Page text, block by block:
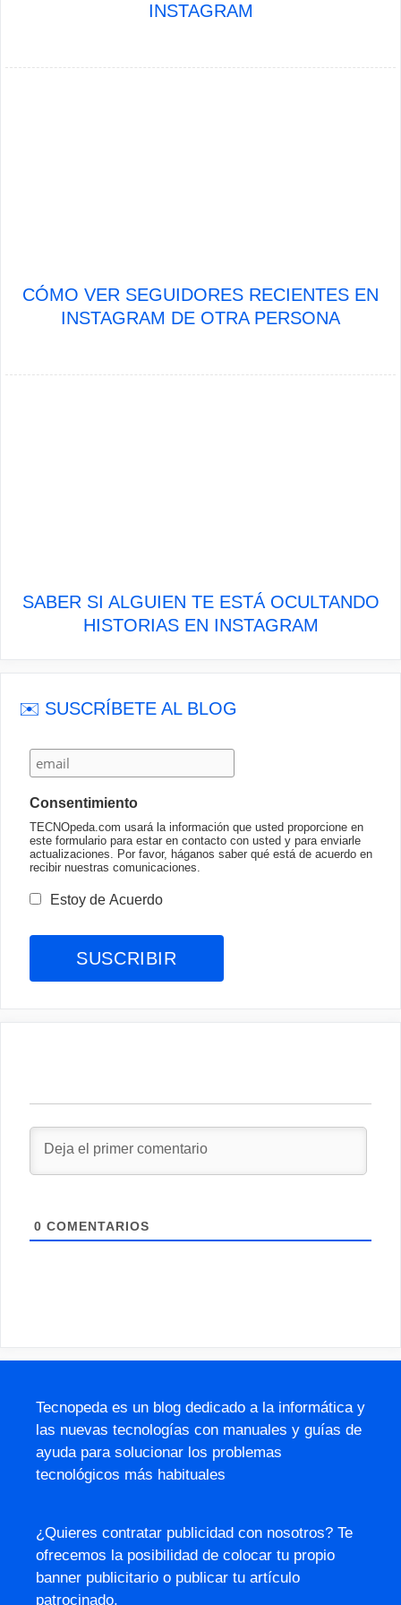
INSTAGRAM
CÓMO VER SEGUIDORES RECIENTES EN
INSTAGRAM DE OTRA PERSONA
SABER SI ALGUIEN TE ESTÁ OCULTANDO
HISTORIAS EN INSTAGRAM
✉️ SUSCRÍBETE AL BLOG
Consentimiento
TECNOpeda.com usará la información que usted proporcione en
este formulario para estar en contacto con usted y para enviarle
actualizaciones. Por favor, háganos saber qué está de acuerdo en
recibir nuestras comunicaciones.
Estoy de Acuerdo
0 COMENTARIOS
Tecnopeda es un blog dedicado a la informática y
las nuevas tecnologías con manuales y guías de
ayuda para solucionar los problemas
tecnológicos más habituales
¿Quieres contratar publicidad con nosotros? Te
ofrecemos la posibilidad de colocar tu propio
banner publicitario o publicar tu artículo
patrocinado.